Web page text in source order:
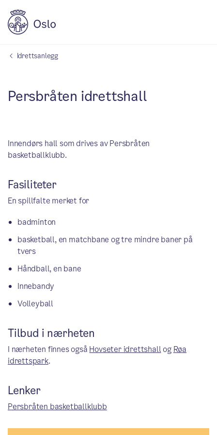
Idrettsanlegg
Persbråten idrettshall
Innendørs hall som drives av Persbråten
basketballklubb.
Fasiliteter
En spillfalte merket for
badminton
basketball, en matchbane og tre mindre baner på
tvers
Håndball, en bane
Innebandy
Volleyball
Tilbud i nærheten
I nærheten finnes også Hovseter idrettshallog Røa
idrettspark.
Lenker
Persbråten basketballklubb